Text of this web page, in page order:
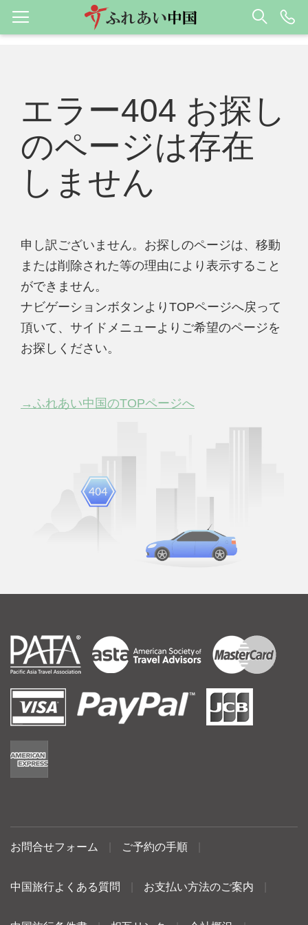
エラー404 お探し
のページは存在
しません
申し訳ございません。お探しのページは、移動
または削除された等の理由により表示すること
ができません。
ナビゲーションボタンよりTOPページへ戻って
頂いて、サイドメニューよりご希望のページを
お探しください。
→ふれあい中国のTOPページへ
お問合せフォーム ご予約の手順
中国旅行よくある質問 お支払い方法のご案内